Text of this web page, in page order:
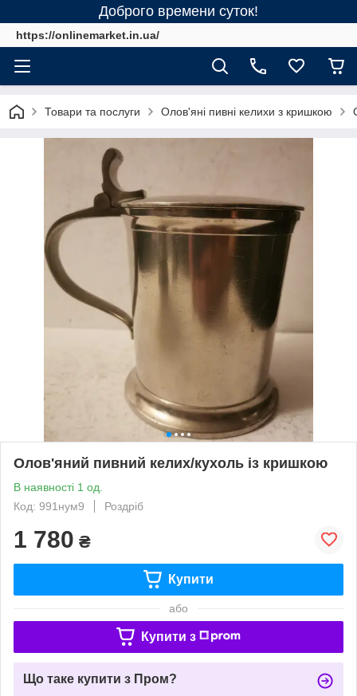
Доброго времени суток!
https://onlinemarket.in.ua/
Товари та послуги Олов'яні пивні келихи з кришкою
Олов'яний пивний келих/кухоль із кришкою
В наявності 1 од.
Код: 991нум9
Роздріб
1 780 ₴
Купити
або
Купити з
Що таке купити з Пром?